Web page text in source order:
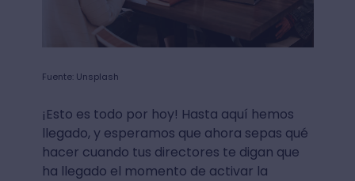
Fuente: Unsplash
¡Esto es todo por hoy! Hasta aquí hemos
llegado, y esperamos que ahora sepas qué
hacer cuando tus directores te digan que
ha llegado el momento de activar la